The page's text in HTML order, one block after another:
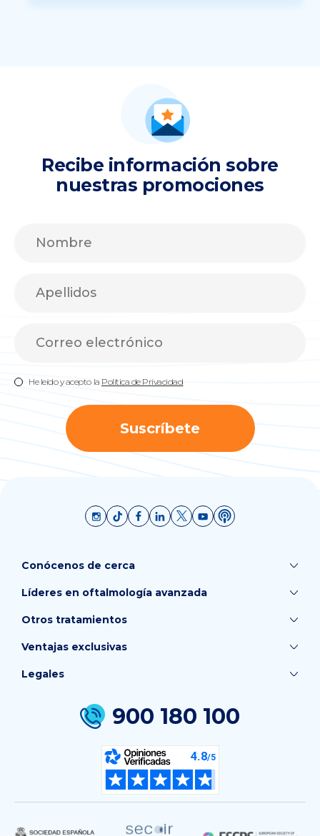
Recibe información sobre
nuestras promociones
He leído y acepto la Política de Privacidad
Suscríbete
Conócenos de cerca
Líderes en oftalmología avanzada
Otros tratamientos
Ventajas exclusivas
900 180 100
Legales